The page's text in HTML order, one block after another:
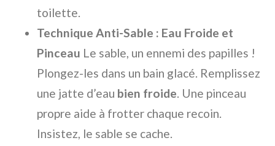
toilette.
Technique Anti-Sable : Eau Froide et
Pinceau Le sable, un ennemi des papilles !
Plongez-les dans un bain glacé. Remplissez
une jatte d’eau bien froide. Une pinceau
propre aide à frotter chaque recoin.
Insistez, le sable se cache.